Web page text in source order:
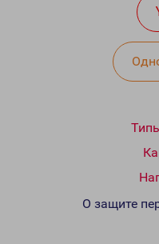
О защите